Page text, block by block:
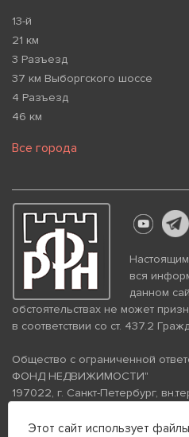
13-й
21 км
3 Разъезд
37 км Выборгского шоссе
4 Разъезд
46 км
Все города
вся
данном
обстоятельствах не может
в соответствии со ст. 437.2
Общество с ограниченной
ФОНД НЕДВИЖИМОСТИ"
197022, г. Санкт-Петербург,
помещение 26Н, комната 103
Этот сайт использует